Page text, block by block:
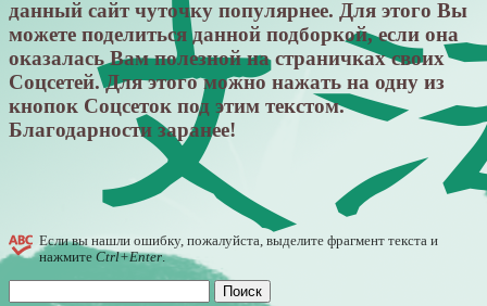
данный сайт чуточку популярнее. Для этого Вы
можете поделиться данной подборкой, если она
оказалась Вам полезной на страничках своих
Соцсетей. Для этого можно нажать на одну из
кнопок Соцсеток под этим текстом.
Благодарности заранее!
Если вы нашли ошибку, пожалуйста, выделите фрагмент текста и
нажмите Ctrl+Enter.